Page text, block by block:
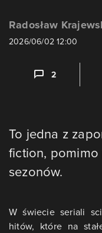
Radosław
2026/06/02 12:00
2
To jedna z
fiction,
sezonów.
W świecie seriali
hitów, które na